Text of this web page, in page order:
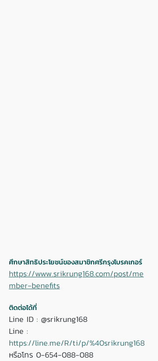
ศึกษาสิทธิประโยชน์ของสมาชิกศรีกรุงโบรคเกอร์
https://www.srikrung168.com/post/me
mber-benefits
ติดต่อได้ที่
Line ID : @srikrung168
Line :
https://line.me/R/ti/p/%40srikrung168
หรือโทร 0-654-088-088